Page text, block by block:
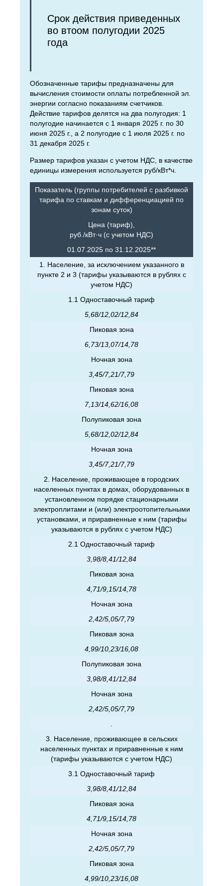
Срок действия приведенных
во втоом полугодии 2025
года
Обозначенные тарифы предназначены для
вычисления стоимости оплаты потребленной эл.
энергии согласно показаниям счетчиков.
Действие тарифов делятся на два полугодия: 1
полугодие начинается с 1 января 2025 г. по 30
июня 2025 г., а 2 полугодие с 1 июля 2025 г. по
31 декабря 2025 г.
Размер тарифов указан с учетом НДС, в качестве
единицы измерения используется руб/кВт*ч.
Показатель (группы потребителей с разбивкой
тарифа по ставкам и дифференциацией по
зонам суток)
Цена (тариф),
руб./кВт·ч (с учетом НДС)
01.07.2025 по 31.12.2025**
1. Население, за исключением указанного в
пункте 2 и 3 (тарифы указываются в рублях с
учетом НДС)
1.1 Одноставочный тариф
5,68/12,02/12,84
Пиковая зона
6,73/13,07/14,78
Ночная зона
3,45/7,21/7,79
Пиковая зона
7,13/14,62/16,08
Полупиковая зона
5,68/12,02/12,84
Ночная зона
3,45/7,21/7,79
2. Население, проживающее в городских
населенных пунктах в домах, оборудованных в
установленном порядке стационарными
электроплитами и (или) электроотопительными
установками, и приравненные к ним (тарифы
указываются в рублях с учетом НДС)
2.1 Одноставочный тариф
3,98/8,41/12,84
Пиковая зона
4,71/9,15/14,78
Ночная зона
2,42/5,05/7,79
Пиковая зона
4,99/10,23/16,08
Полупиковая зона
3,98/8,41/12,84
Ночная зона
2,42/5,05/7,79
3. Население, проживающее в сельских
населенных пунктах и приравненные к ним
(тарифы указываются с учетом НДС)
3.1 Одноставочный тариф
3,98/8,41/12,84
Пиковая зона
4,71/9,15/14,78
Ночная зона
2,42/5,05/7,79
Пиковая зона
4,99/10,23/16,08